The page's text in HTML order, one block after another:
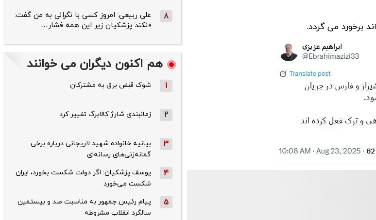
برخورد می گردد.
8
علی ربیعی: امروز کسی با نگرانی به من گفت:
«نکند پزشکیان زیر این همه فشار…
هم اکنون دیگران می خوانند
1 شوک قبض برق به مشترکان
2 زمانبندی شارژ کالابرگ تغییر کرد
3
بیانیه خانواده شهید لاریجانی درباره برخی
گمانه‌زنی‌های رسانه‌ای
4
یوسف پزشکیان: اگر دولت شکست بخورد، ایران
شکست می‌خورد
5
پیام رئیس جمهور به مناسبت صد و بیستمین
سالگرد انقلاب مشروطه